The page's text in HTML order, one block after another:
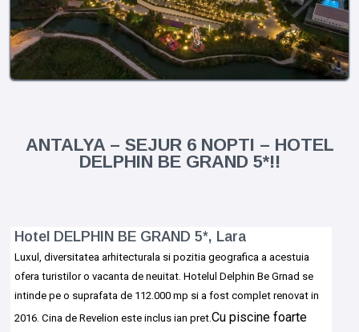
ANTALYA – SEJUR 6 NOPTI – HOTEL
DELPHIN BE GRAND 5*!!
Hotel DELPHIN BE GRAND 5*, Lara
Luxul, diversitatea arhitecturala si pozitia geografica a acestuia
ofera turistilor o vacanta de neuitat. Hotelul Delphin Be Grnad se
intinde pe o suprafata de 112.000 mp si a fost complet renovat in
2016. Cina de Revelion este inclus ian pret.Cu piscine foarte